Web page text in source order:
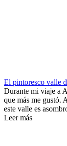
El pintoresco valle
Durante mi viaje a
que más me gustó.
este valle es
Leer más